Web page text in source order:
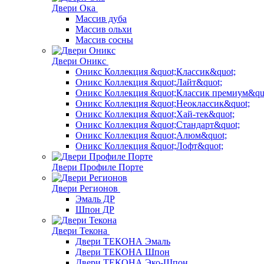
Двери Ока
Массив дуба
Массив ольхи
Массив сосны
Двери Оникс
Оникс Коллекция &quot;Классик&quot;
Оникс Коллекция &quot;Лайт&quot;
Оникс Коллекция &quot;Классик
Оникс Коллекция &quot;Неоклассик&quot;
Оникс Коллекция &quot;Хай-тек&quot;
Оникс Коллекция &quot;Стандарт&quot;
Оникс Коллекция &quot;Алюм&quot;
Оникс Коллекция &quot;Лофт&quot;
Двери Профиле Порте
Двери Регионов
Эмаль ДР
Шпон ДР
Двери Текона
Двери ТЕКОНА Эмаль
Двери ТЕКОНА Шпон